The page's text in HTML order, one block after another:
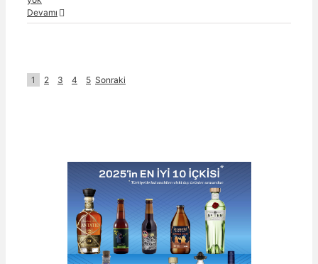
Devamı
1 2 3 4 5 Sonraki